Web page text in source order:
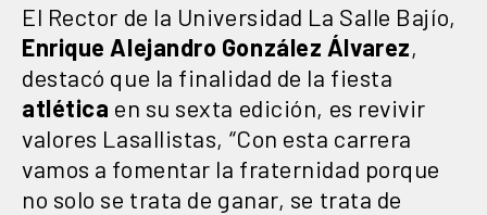
El Rector de la Universidad La Salle Bajío,
Enrique Alejandro González Álvarez,
destacó que la finalidad de la fiesta
atlética en su sexta edición, es revivir
valores Lasallistas, “Con esta carrera
vamos a fomentar la fraternidad porque
no solo se trata de ganar, se trata de